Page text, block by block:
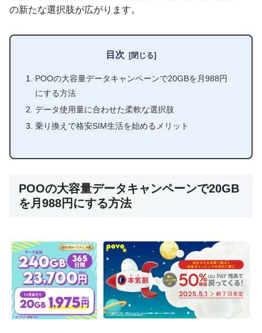
の新たな選択肢が広がります。
目次
POOの大容量データキャンペーンで20GBを月988円
にする方法
データ使用量に合わせた柔軟な選択肢
乗り換えで格安SIM生活を始めるメリット
POOの大容量データキャンペーンで20GB
を月988円にする方法